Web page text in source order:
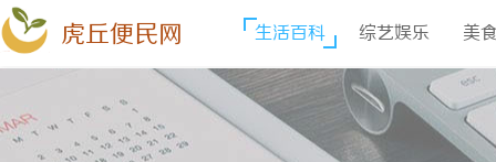
虎丘便民网 生活百科 综艺娱乐 美